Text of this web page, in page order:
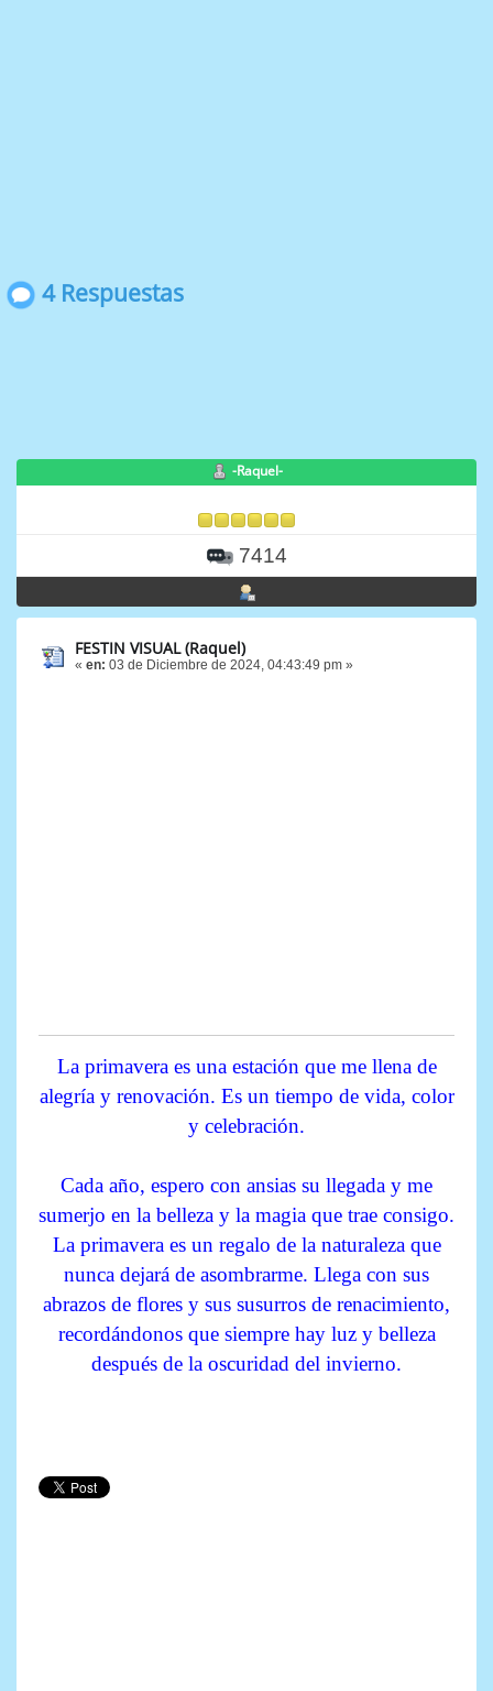
4 Respuestas
-Raquel-
7414
FESTIN VISUAL (Raquel)
« en: 03 de Diciembre de 2024, 04:43:49 pm »
La primavera es una estación que me llena de
alegría y renovación. Es un tiempo de vida, color
y celebración.
Cada año, espero con ansias su llegada y me
sumerjo en la belleza y la magia que trae consigo.
La primavera es un regalo de la naturaleza que
nunca dejará de asombrarme. Llega con sus
abrazos de flores y sus susurros de renacimiento,
recordándonos que siempre hay luz y belleza
después de la oscuridad del invierno.